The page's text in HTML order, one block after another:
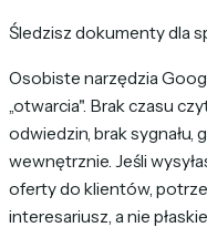
Śledzisz dokumenty dla
Osobiste narzędzia
„otwarcia". Brak czasu
odwiedzin, brak sygnału,
wewnętrznie. Jeśli
oferty do klientów,
interesariusz, a nie